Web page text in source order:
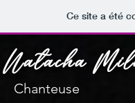
Ce site a été
Natacha
Chanteuse